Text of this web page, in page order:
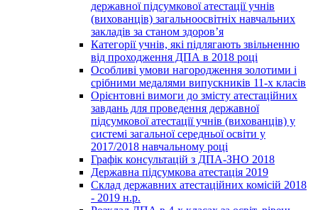
державної підсумкової атестації учнів
(вихованців) загальноосвітніх навчальних
закладів за станом здоров’я
Категорії учнів, які підлягають звільненню
від проходження ДПА в 2018 році
Особливі умови нагородження золотими і
срібними медалями випускників 11-х класів
Орієнтовні вимоги до змісту атестаційних
завдань для проведення державної
підсумкової атестації учнів (вихованців) у
системі загальної середньої освіти у
2017/2018 навчальному році
Графік консультацій з ДПА-ЗНО 2018
Державна підсумкова атестація 2019
Склад державних атестаційних комісій 2018
- 2019 н.р.